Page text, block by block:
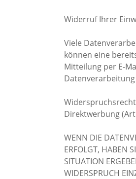
Widerruf Ihrer
Viele
können eine
Mitteilung per E-
Direktwerbung
WENN DIE
ERFOLGT, HABEN
SITUATION
WIDERSPRUCH